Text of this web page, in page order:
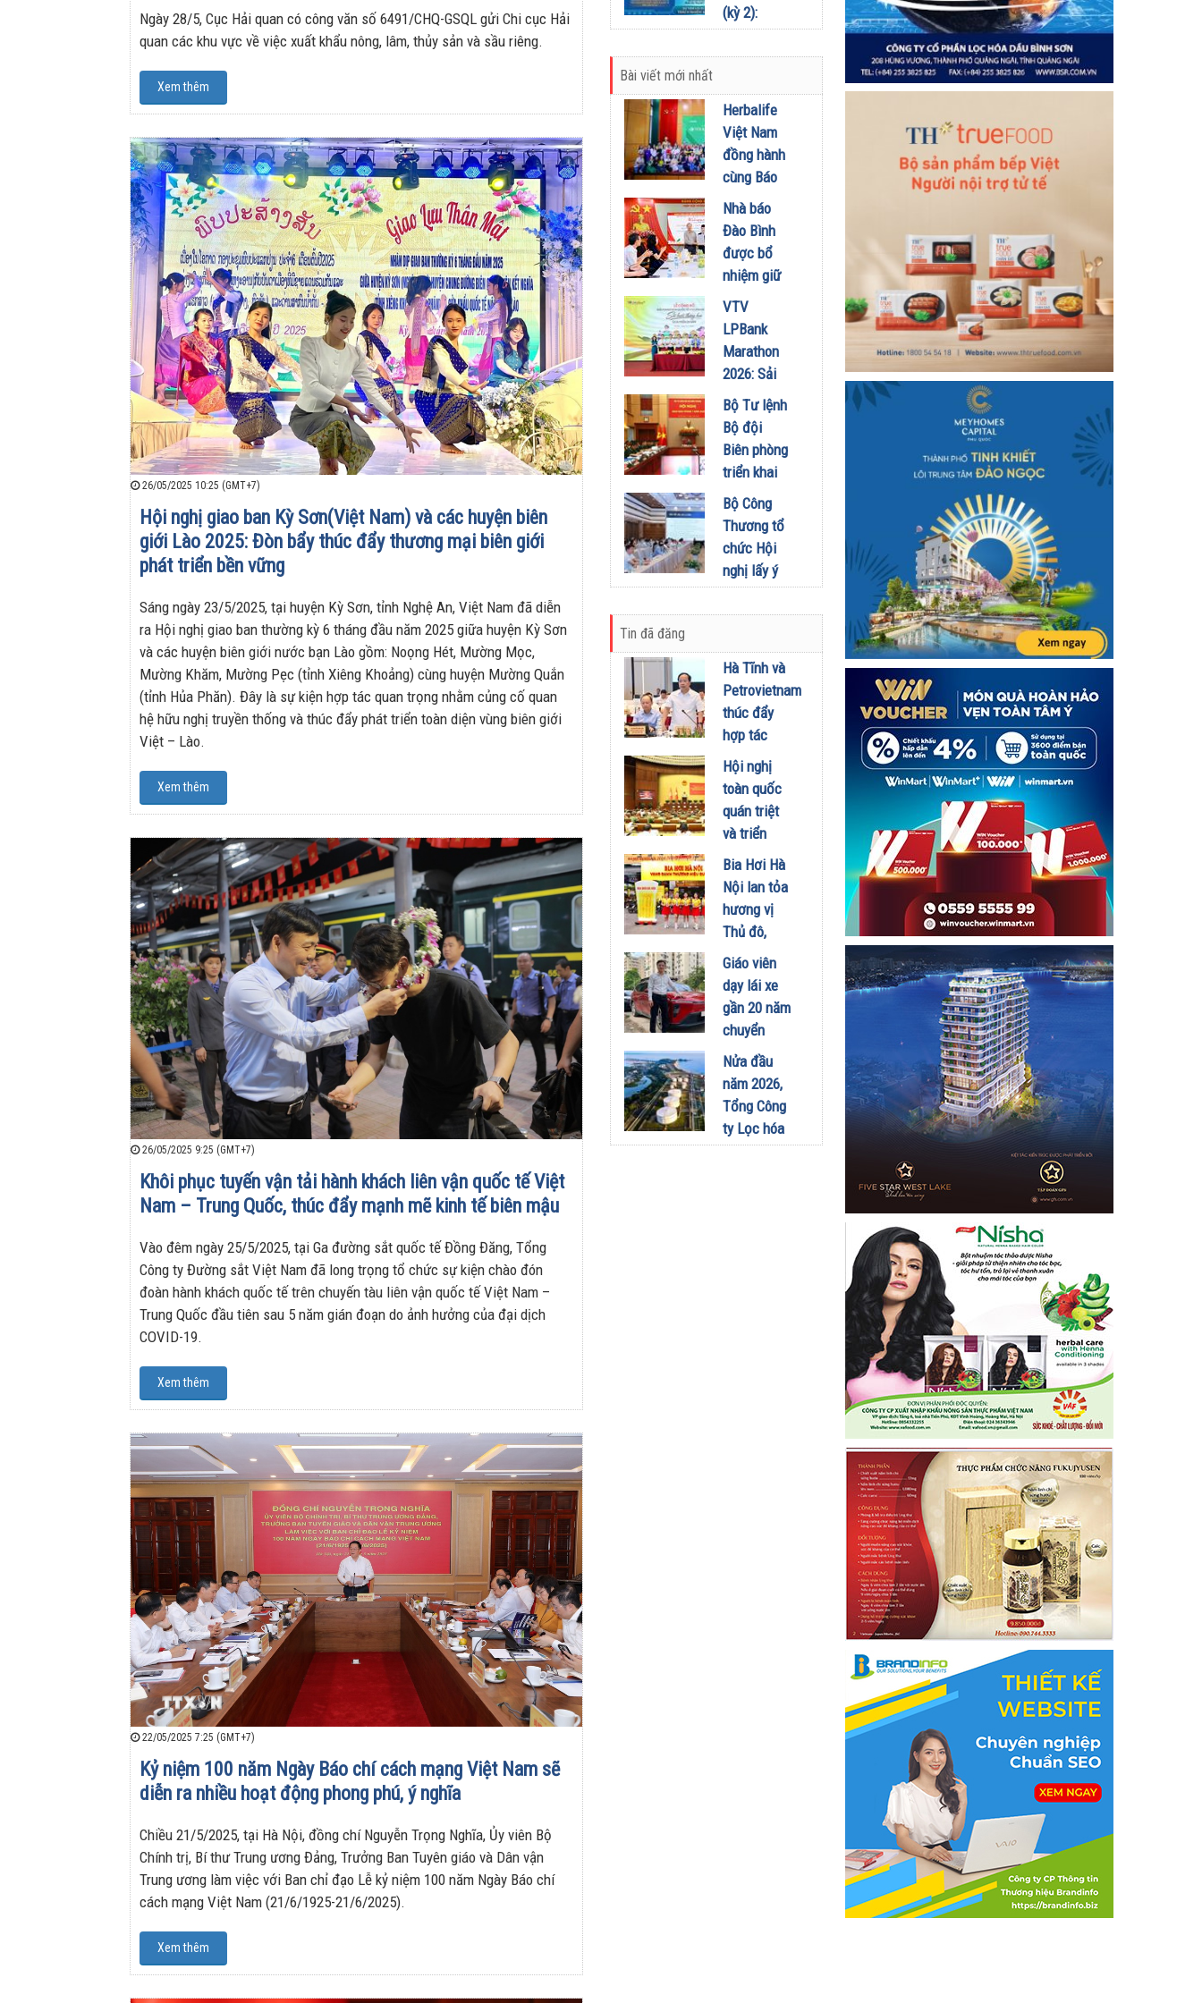
Ngày 28/5, Cục Hải quan có công văn số 6491/CHQ-GSQL gửi Chi cục Hải
quan các khu vực về việc xuất khẩu nông, lâm, thủy sản và sầu riêng.
Xem thêm
26/05/2025 10:25 (GMT+7)
Hội nghị giao ban Kỳ Sơn(Việt Nam) và các huyện biên
giới Lào 2025: Đòn bẩy thúc đẩy thương mại biên giới
phát triển bền vững
Sáng ngày 23/5/2025, tại huyện Kỳ Sơn, tỉnh Nghệ An, Việt Nam đã diễn
ra Hội nghị giao ban thường kỳ 6 tháng đầu năm 2025 giữa huyện Kỳ Sơn
và các huyện biên giới nước bạn Lào gồm: Noọng Hét, Mường Mọc,
Mường Khăm, Mường Pẹc (tỉnh Xiêng Khoảng) cùng huyện Mường Quắn
(tỉnh Hủa Phăn). Đây là sự kiện hợp tác quan trọng nhằm củng cố quan
hệ hữu nghị truyền thống và thúc đẩy phát triển toàn diện vùng biên giới
Việt – Lào.
Xem thêm
26/05/2025 9:25 (GMT+7)
Khôi phục tuyến vận tải hành khách liên vận quốc tế Việt
Nam – Trung Quốc, thúc đẩy mạnh mẽ kinh tế biên mậu
Vào đêm ngày 25/5/2025, tại Ga đường sắt quốc tế Đồng Đăng, Tổng
Công ty Đường sắt Việt Nam đã long trọng tổ chức sự kiện chào đón
đoàn hành khách quốc tế trên chuyến tàu liên vận quốc tế Việt Nam –
Trung Quốc đầu tiên sau 5 năm gián đoạn do ảnh hưởng của đại dịch
COVID-19.
Xem thêm
22/05/2025 7:25 (GMT+7)
Kỷ niệm 100 năm Ngày Báo chí cách mạng Việt Nam sẽ
diễn ra nhiều hoạt động phong phú, ý nghĩa
Chiều 21/5/2025, tại Hà Nội, đồng chí Nguyễn Trọng Nghĩa, Ủy viên Bộ
Chính trị, Bí thư Trung ương Đảng, Trưởng Ban Tuyên giáo và Dân vận
Trung ương làm việc với Ban chỉ đạo Lễ kỷ niệm 100 năm Ngày Báo chí
cách mạng Việt Nam (21/6/1925-21/6/2025).
Xem thêm
14/07/2026
kết và quản
lý thông
số
03/07/2026
(kỳ 2):
Phân định
trách
quản nền
tảng để
bảo vệ
người tiêu
02/07/2026
Bài viết mới nhất
Herbalife
Việt Nam
đồng hành
cùng Báo
Sức khỏe
và Đời
sống tổ
chức Cuộc
thi “Tôi
Khỏe Đẹp
Hơn” lần
thứ 5 để
khuyến
khích mọi
người trở
thành
phiên bản
chính mình
01/08/2026
Nhà báo
Đào Bình
được bổ
nhiệm giữ
chức Tổng
Biên tập
Tạp chí
Doanh
Đầu tư
01/08/2026
VTV
LPBank
Marathon
2026: Sải
bước qua
miền Di
sản, lan
tỏa giá trị
xanh
31/07/2026
Bộ Tư lệnh
Bộ đội
Biên phòng
triển khai
phương
hướng,
nhiệm vụ
trọng tâm
tháng
Bộ Công
Thương tổ
chức Hội
nghị lấy ý
kiến dự
thảo Nghị
kinh doanh
xăng dầu
29/07/2026
Tin đã đăng
Hà Tĩnh và
Petrovietnam
thúc đẩy
hợp tác
phát triển
trung tâm
công
nghiệp -
sinh thái
tại Vũng
Áng
29/07/2026
Hội nghị
toàn quốc
quán triệt
và triển
khai thực
hiện Nghị
quyết Hội
nghị Trung
29/07/2026
Bia Hơi Hà
Nội lan tỏa
hương vị
Thủ đô,
khuấy động
mùa hè tại
TP. Hồ Chí
Minh
Giáo viên
dạy lái xe
gần 20 năm
chuyển
sang dùng
Limo
Green: Tôi
đã hiểu vì
sao xe điện
Nửa đầu
năm 2026,
Tổng Công
ty Lọc hóa
dầu Việt